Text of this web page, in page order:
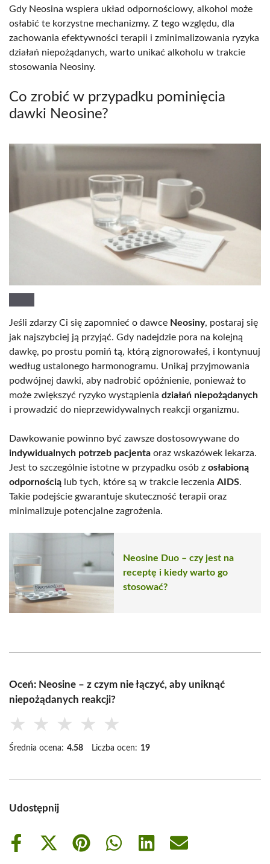
Gdy Neosina wspiera układ odpornościowy, alkohol może
osłabić te korzystne mechanizmy. Z tego względu, dla
zachowania efektywności terapii i zminimalizowania ryzyka
działań niepożądanych, warto unikać alkoholu w trakcie
stosowania Neosiny.
Co zrobić w przypadku pominięcia
dawki Neosine?
Jeśli zdarzy Ci się zapomnieć o dawce Neosiny, postaraj się
jak najszybciej ją przyjąć. Gdy nadejdzie pora na kolejną
dawkę, po prostu pomiń tą, którą zignorowałeś, i kontynuuj
według ustalonego harmonogramu. Unikaj przyjmowania
podwójnej dawki, aby nadrobić opóźnienie, ponieważ to
może zwiększyć ryzyko wystąpienia działań niepożądanych
i prowadzić do nieprzewidywalnych reakcji organizmu.
Dawkowanie powinno być zawsze dostosowywane do
indywidualnych potrzeb pacjenta oraz wskazówek lekarza.
Jest to szczególnie istotne w przypadku osób z osłabioną
odpornością lub tych, które są w trakcie leczenia AIDS.
Takie podejście gwarantuje skuteczność terapii oraz
minimalizuje potencjalne zagrożenia.
Neosine Duo – czy jest na
receptę i kiedy warto go
stosować?
Oceń: Neosine – z czym nie łączyć, aby uniknąć
niepożądanych reakcji?
★ ★ ★ ★ ★
Średnia ocena: 4.58 Liczba ocen: 19
Udostępnij
Share
Share
Share
Share
Share
Share